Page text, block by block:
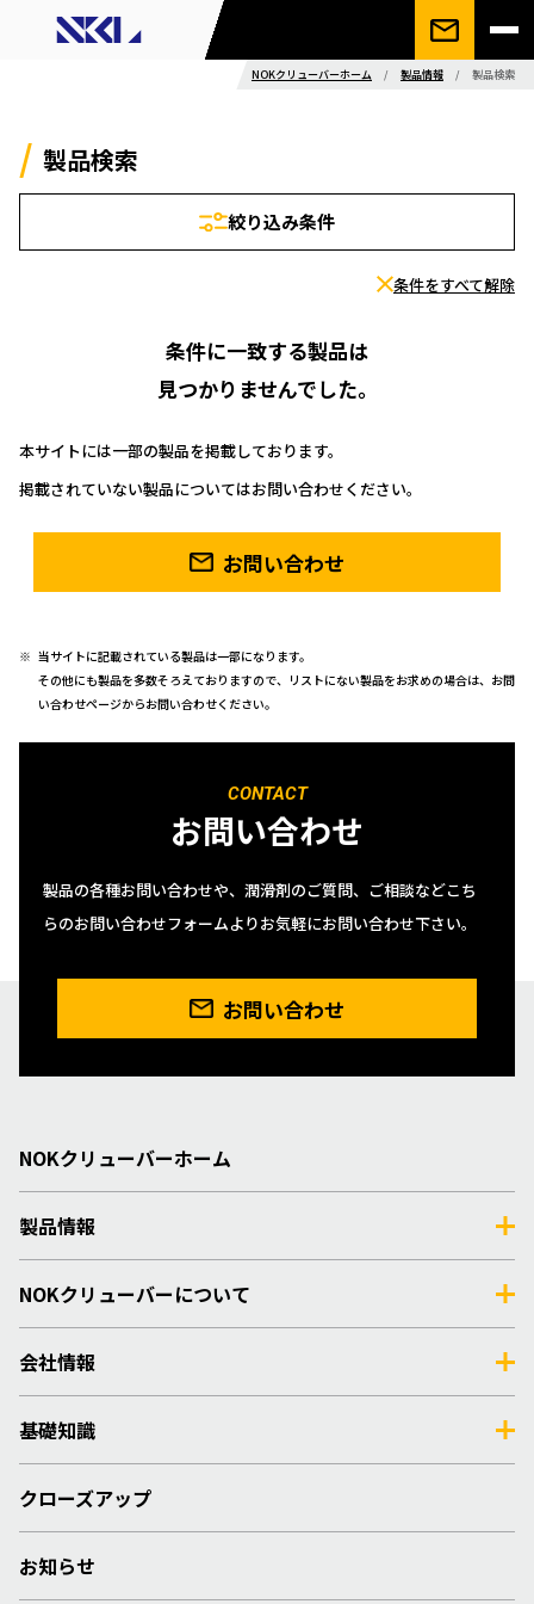
NOKクリューバーホーム / 製品情報 / 製品検索
製品検索
絞り込み条件
条件をすべて解除
条件に一致する製品は
見つかりませんでした。
本サイトには一部の製品を掲載しております。
掲載されていない製品についてはお問い合わせください。
お問い合わせ
当サイトに記載されている製品は一部になります。
その他にも製品を多数そろえておりますので、リストにない製品をお求めの場合は、お問
い合わせページからお問い合わせください。
CONTACT
お問い合わせ
製品の各種お問い合わせや、潤滑剤のご質問、ご相談などこち
らのお問い合わせフォームよりお気軽にお問い合わせ下さい。
お問い合わせ
NOKクリューバーホーム
製品情報
NOKクリューバーについて
会社情報
基礎知識
クローズアップ
お知らせ